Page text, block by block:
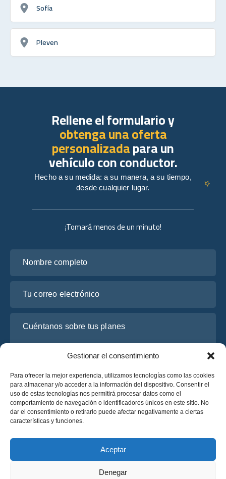
Gestionar el consentimiento
Para ofrecer la mejor experiencia, utilizamos tecnologías como las cookies
para almacenar y/o acceder a la información del dispositivo. Consentir el
uso de estas tecnologías nos permitirá procesar datos como el
comportamiento de navegación o identificadores únicos en este sitio. No
dar el consentimiento o retirarlo puede afectar negativamente a ciertas
características y funciones.
Aceptar
Denegar
Sofía
Pleven
¡Tomará menos de un minuto!
He leído y acepto la
Solicite un presupuesto
Solicite un presupuesto
Rellene el formulario y
obtenga una oferta
personalizadapara un
vehículo con conductor.
Hecho a su medida: a su manera, a su tiempo,
desde cualquier lugar.